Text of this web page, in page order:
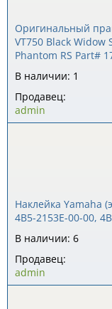
Оригинальный
VT750 Black Widow
Phantom RS Part#
В наличии: 1
Продавец:
admin
Наклейка Yamaha
4B5-2153E-00-00,
В наличии: 6
Продавец:
admin